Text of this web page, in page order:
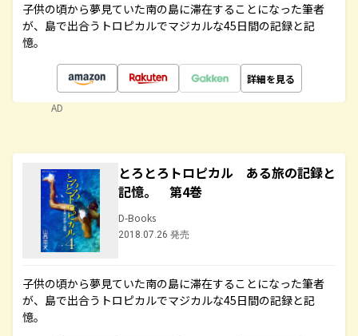
子供の頃から夢見ていた南の島に滞在することになった筆者
が、島で出合うトロピカルでマジカルな45日間の記録と記
憶。
詳細を見る
AD
とろとろトロピカル ある旅の記録と
記憶。 第4巻
D-Books
2018.07.26 発売
子供の頃から夢見ていた南の島に滞在することになった筆者
が、島で出合うトロピカルでマジカルな45日間の記録と記
憶。